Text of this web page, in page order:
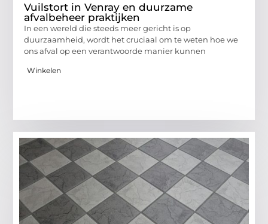
Vuilstort in Venray en duurzame
afvalbeheer praktijken
In een wereld die steeds meer gericht is op
duurzaamheid, wordt het cruciaal om te weten hoe we
ons afval op een verantwoorde manier kunnen
Winkelen